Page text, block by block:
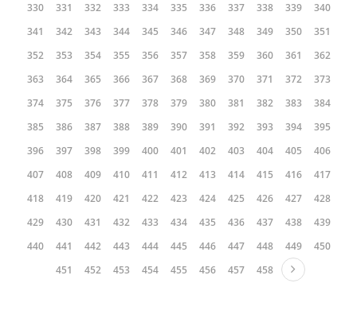
330
331 332 333 334 335 336 337 338 339
340
341
342 343 344 345 346 347 348 349 350
351
352
353 354 355 356 357 358 359 360 361
362
363
364 365 366 367 368 369 370 371 372
373
374
375 376 377 378 379 380 381 382 383
384
385
386 387 388 389 390 391 392 393 394
395
396
397 398 399 400 401 402 403 404 405
406
407
408 409 410 411 412 413 414 415 416
417
418
419 420 421 422 423 424 425 426 427
428
429
430 431 432 433 434 435 436 437 438
439
440
441 442 443 444 445 446 447 448 449
450
451
452 453 454 455 456 457 458